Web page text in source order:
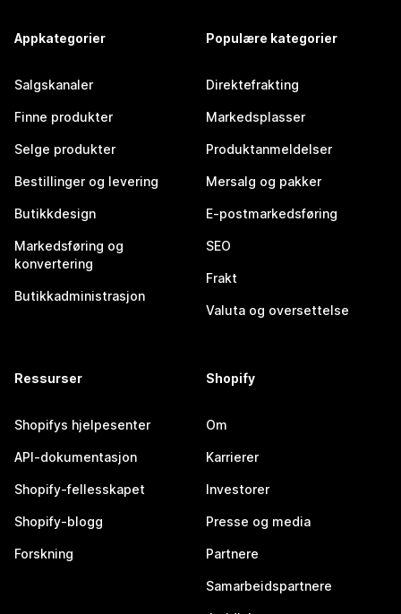
Appkategorier
Salgskanaler
Finne produkter
Selge produkter
Bestillinger og levering
Butikkdesign
Markedsføring og
konvertering
Butikkadministrasjon
Populære kategorier
Direktefrakting
Markedsplasser
Produktanmeldelser
Mersalg og pakker
E-postmarkedsføring
SEO
Frakt
Valuta og oversettelse
Ressurser
Shopifys hjelpesenter
API-dokumentasjon
Shopify-fellesskapet
Shopify-blogg
Forskning
Shopify
Om
Karrierer
Investorer
Presse og media
Partnere
Samarbeidspartnere